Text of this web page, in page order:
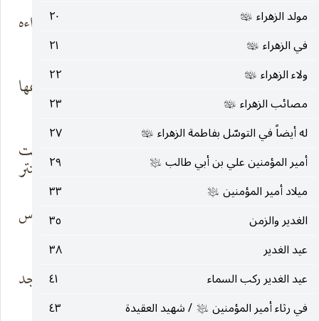
مولد الزهراء عليها‌السلام
٢٠
في الزهراء عليها‌السلام
٢١
ولاء الزهراء عليها‌السلام
٢٢
مصائب الزهراء عليها‌السلام
٢٣
له أيضاً في التوسّل بفاطمة الزهراء عليها‌السلام
٢٧
أمير المؤمنين علي بن أبي طالب عليه‌السلام
٢٩
ميلاد أمير المؤمنين عليه‌السلام
٣٣
الغدير والزمن
٣٥
عيد الغدير
٣٨
عيد الغدير ركب السماء
٤١
في رثاء أمير المؤمنين عليه‌السلام / شهيد العقيدة
٤٣
يا لمح هل يحنو علیشفتي عمر يلفّ هراءه
أيظلّ يبحر فيمتاهته ليقيم في أوجاعها
رفقاً به فالصد ،قافلة وهواک تحت
الجمر مستتر
يا لمح إنّي راحلهرمت فيه الخطی والبؤس
فمتی حراب
الوحش تندحر ومتی بقايا الوجد
تنتصر